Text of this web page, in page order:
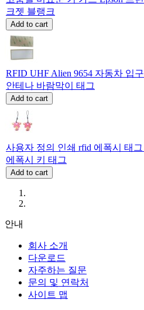
크젯 블랭크
Add to cart
RFID UHF Alien 9654 자동차 입
안테나 바람막이 태그
Add to cart
사용자 정의 인쇄 rfid 에폭시 태
에폭시 키 태그
Add to cart
안내
회사 소개
다운로드
자주하는 질문
문의 및 연락처
사이트 맵